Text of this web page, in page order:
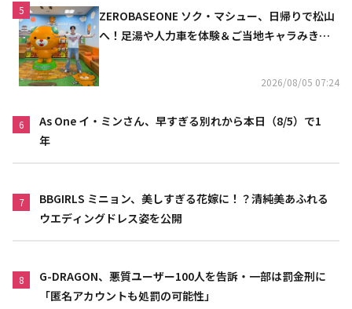
5
ZEROBASEONE ソク・マシュー、日帰りで松山
へ！足湯や人力車を体験＆ご当地キャラみきゃ
2026/08/05 07:24
6
As One イ・ミンさん、早すぎる別れから本日（8/5）で1
年
7
BBGIRLS ミニョン、美しすぎる花嫁に！？清純美あふれる
ウエディングドレス姿を公開
8
G-DRAGON、悪質ユーザー100人を告訴・一部は罰金刑に
「匿名アカウントも処罰の可能性」